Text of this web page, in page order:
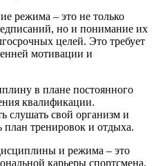
режима – это не только
но и понимание их
целей. Это требует
мотивации и
в плане постоянного
квалификации.
слушать свой организм и
план тренировок и отдыха.
и режима – это
карьеры спортсмена,